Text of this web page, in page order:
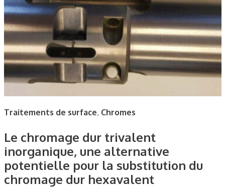
Traitements de surface, Chromes
Le chromage dur trivalent
inorganique, une alternative
potentielle pour la substitution du
chromage dur hexavalent